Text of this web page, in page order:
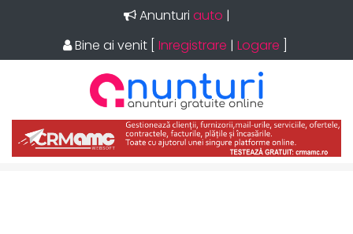
Anunturi auto |
Bine ai venit
Inregistrare | Logare